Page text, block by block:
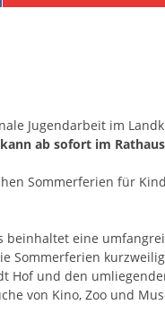
Jugendarbeit im
kann ab sofort im
Sommerferien für
beinhaltet eine
Sommerferien
Hof und den
von Kino, Zoo und